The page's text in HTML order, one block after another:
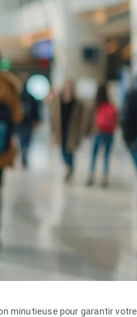
minutieuse pour garantir votre